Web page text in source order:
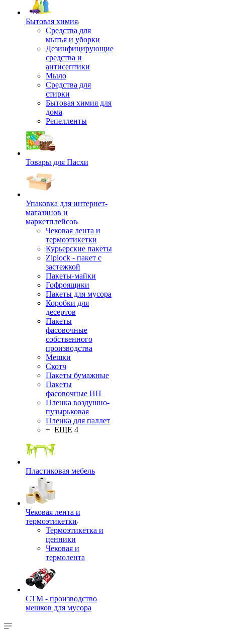
Бытовая химия
Средства для
мытья и уборки
Дезинфицирующие
средства и
антисептики
Мыло
Средства для
стирки
Бытовая химия для
дома
Репелленты
Товары для Пасхи
Упаковка для интернет-
магазинов и
маркетплейсов
Чековая лента и
термоэтикетки
Курьерские пакеты
Ziplock - пакет с
застежкой
Пакеты-майки
Гофроящики
Пакеты для мусора
Коробки для
десертов
Пакеты
фасовочные
собственного
производства
Мешки
Скотч
Пакеты бумажные
Пакеты
фасовочные ПП
Пленка воздушно-
пузырьковая
Пленка для паллет
+ ЕЩЕ 4
Пластиковая мебель
Чековая лента и
термоэтикетки
Термоэтикетка и
ценники
Чековая и
термолента
СТМ - производство
мешков для мусора